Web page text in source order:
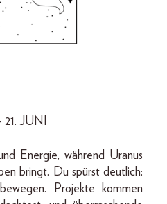
JUNI
Energie, während Uranus
bringt. Du spürst deutlich:
Projekte kommen